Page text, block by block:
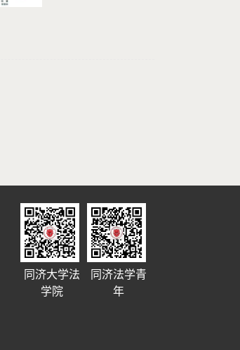
同济大学法
学院
同济法学青
年